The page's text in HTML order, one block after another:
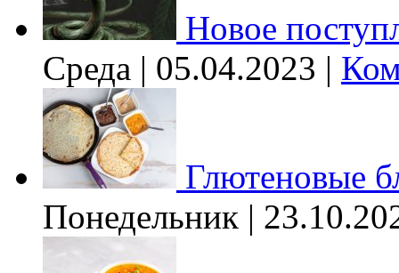
Новое
Среда | 05.04.2023 |
Глютеновые
Понедельник |